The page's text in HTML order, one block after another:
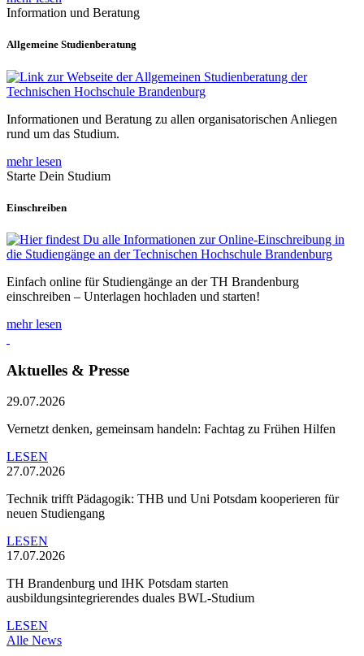
Information und Beratung
Allgemeine Studienberatung
Informationen und Beratung zu allen organisatorischen Anliegen
rund um das Studium.
mehr lesen
Starte Dein Studium
Einschreiben
Einfach online für Studiengänge an der TH Brandenburg
einschreiben – Unterlagen hochladen und starten!
mehr lesen
Aktuelles & Presse
29.07.2026
Vernetzt denken, gemeinsam handeln: Fachtag zu Frühen Hilfen
LESEN
27.07.2026
Technik trifft Pädagogik: THB und Uni Potsdam kooperieren für
neuen Studiengang
LESEN
17.07.2026
TH Brandenburg und IHK Potsdam starten
ausbildungsintegrierendes duales BWL-Studium
LESEN
Alle News